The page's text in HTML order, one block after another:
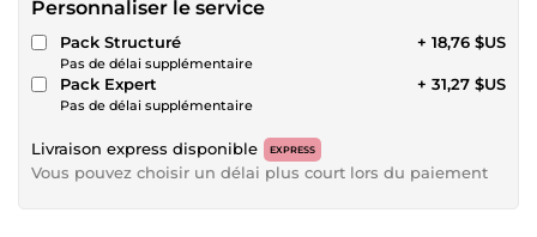
Personnaliser le service
Pack Structuré
Pas de délai supplémentaire
+ 18,76 $US
Pack Expert
Pas de délai supplémentaire
+ 31,27 $US
Livraison express disponible EXPRESS
Vous pouvez choisir un délai plus court lors du paiement